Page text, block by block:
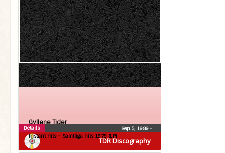
TDR Discography
Gyllene Tider
Instant Hits – Samtliga hits 1979 (LP)
Sep 5, 1989 •
Details